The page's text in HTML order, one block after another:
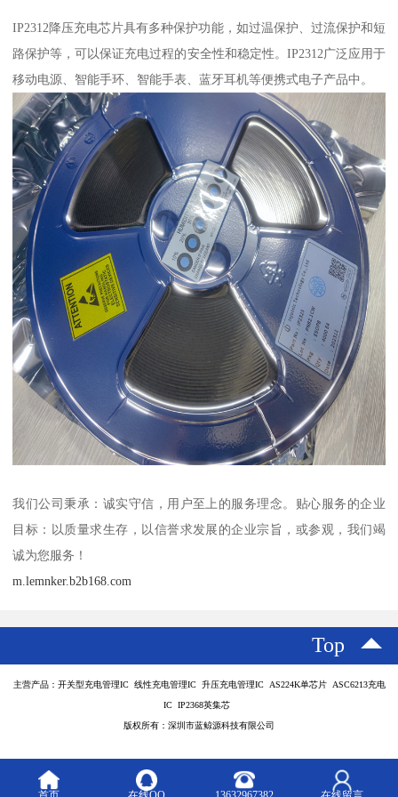
IP2312降压充电芯片具有多种保护功能，如过温保护、过流保护和短
路保护等，可以保证充电过程的安全性和稳定性。IP2312广泛应用于
移动电源、智能手环、智能手表、蓝牙耳机等便携式电子产品中。
我们公司秉承：诚实守信，用户至上的服务理念。贴心服务的企业
目标：以质量求生存，以信誉求发展的企业宗旨，或参观，我们竭
诚为您服务！
m.lemnker.b2b168.com
Top
主营产品：开关型充电管理IC 线性充电管理IC 升压充电管理IC AS224K单芯片 ASC6213充电
IC IP2368英集芯
版权所有：深圳市蓝鲸源科技有限公司